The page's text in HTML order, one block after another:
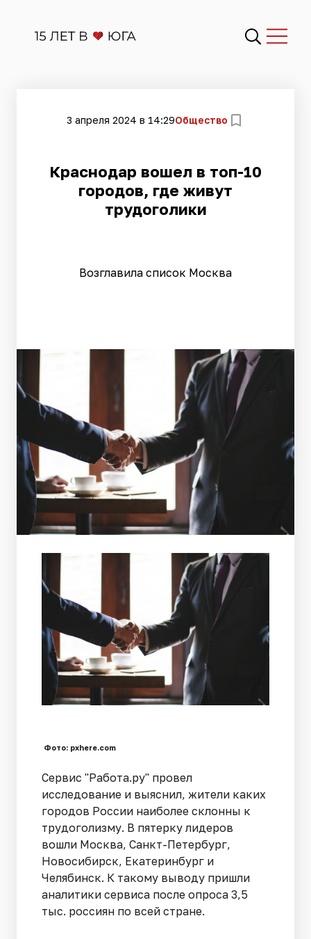
3 апреля 2024 в 14:29Общество
Краснодар вошел в топ-10
городов, где живут
трудоголики
Возглавила список Москва
Фото: pxhere.com
Сервис "Работа.ру" провел
исследование и выяснил, жители каких
городов России наиболее склонны к
трудоголизму. В пятерку лидеров
вошли Москва, Санкт-Петербург,
Новосибирск, Екатеринбург и
Челябинск. К такому выводу пришли
аналитики сервиса после опроса 3,5
тыс. россиян по всей стране.